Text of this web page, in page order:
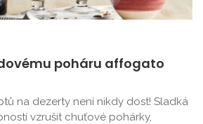
poháru affogato
na dezerty není nikdy dost! Sladká
vzrušit chuťové pohárky,